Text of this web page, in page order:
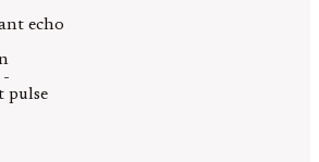
echo
-
pulse